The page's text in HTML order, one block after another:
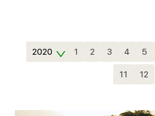
2020 1 2 3 4 5
11
12